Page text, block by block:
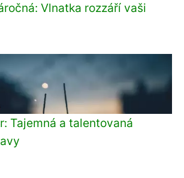
Vlnatka rozzáří vaši
Tajemná a talentovaná